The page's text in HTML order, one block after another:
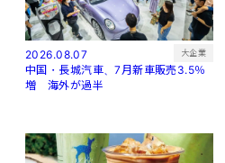
2026.08.07 大企業
中国・長城汽車、7月新車販売3.5％
増 海外が過半